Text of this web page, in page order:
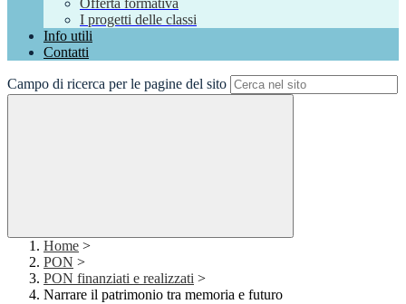
Offerta formativa
I progetti delle classi
Info utili
Contatti
Campo di ricerca per le pagine del sito
Home >
PON >
PON finanziati e realizzati >
Narrare il patrimonio tra memoria e futuro